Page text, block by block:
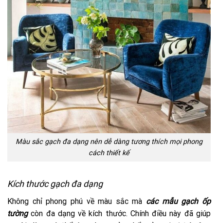
Màu sắc gạch đa dạng nên dễ dàng tương thích mọi phong
cách thiết kế
Kích thước gạch đa dạng
Không chỉ phong phú về màu sắc mà các mẫu gạch ốp
tườngcòn đa dạng về kích thước. Chính điều này đã giúp